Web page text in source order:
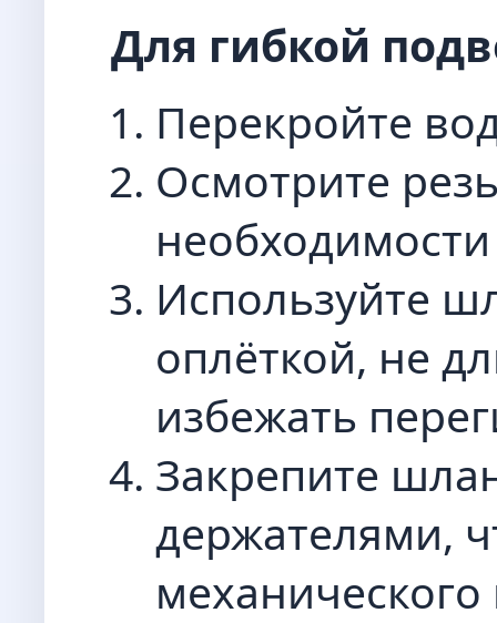
Для гибкой
Перекройте
Осмотрите
Используйте
оплёткой, не
избежать
Закрепите
держателями,
механического